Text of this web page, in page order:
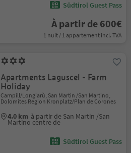
Südtirol Guest Pass
À partir de 600€
1 nuit / 1 appartement incl. TVA
Apartments Laguscel - Farm
Holiday
Campill/Longiarù, San Martin /San Martino,
Dolomites Region Kronplatz/Plan de Corones
4.0 km à partir de San Martin /San
Martino centre de
Südtirol Guest Pass